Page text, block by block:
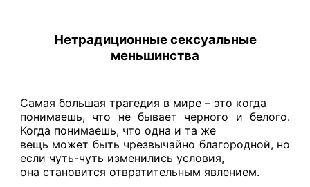
Нетрадиционные сексуальные
меньшинства
Самая большая трагедия в мире – это когда
понимаешь, что не бывает черного и белого.
Когда понимаешь, что одна и та же
вещь может быть чрезвычайно благородной, но
если чуть-чуть изменились условия,
она становится отвратительным явлением.